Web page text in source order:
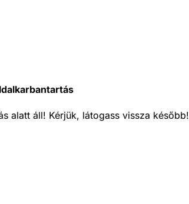
alatt áll! Kérjük, látogass vissza később!